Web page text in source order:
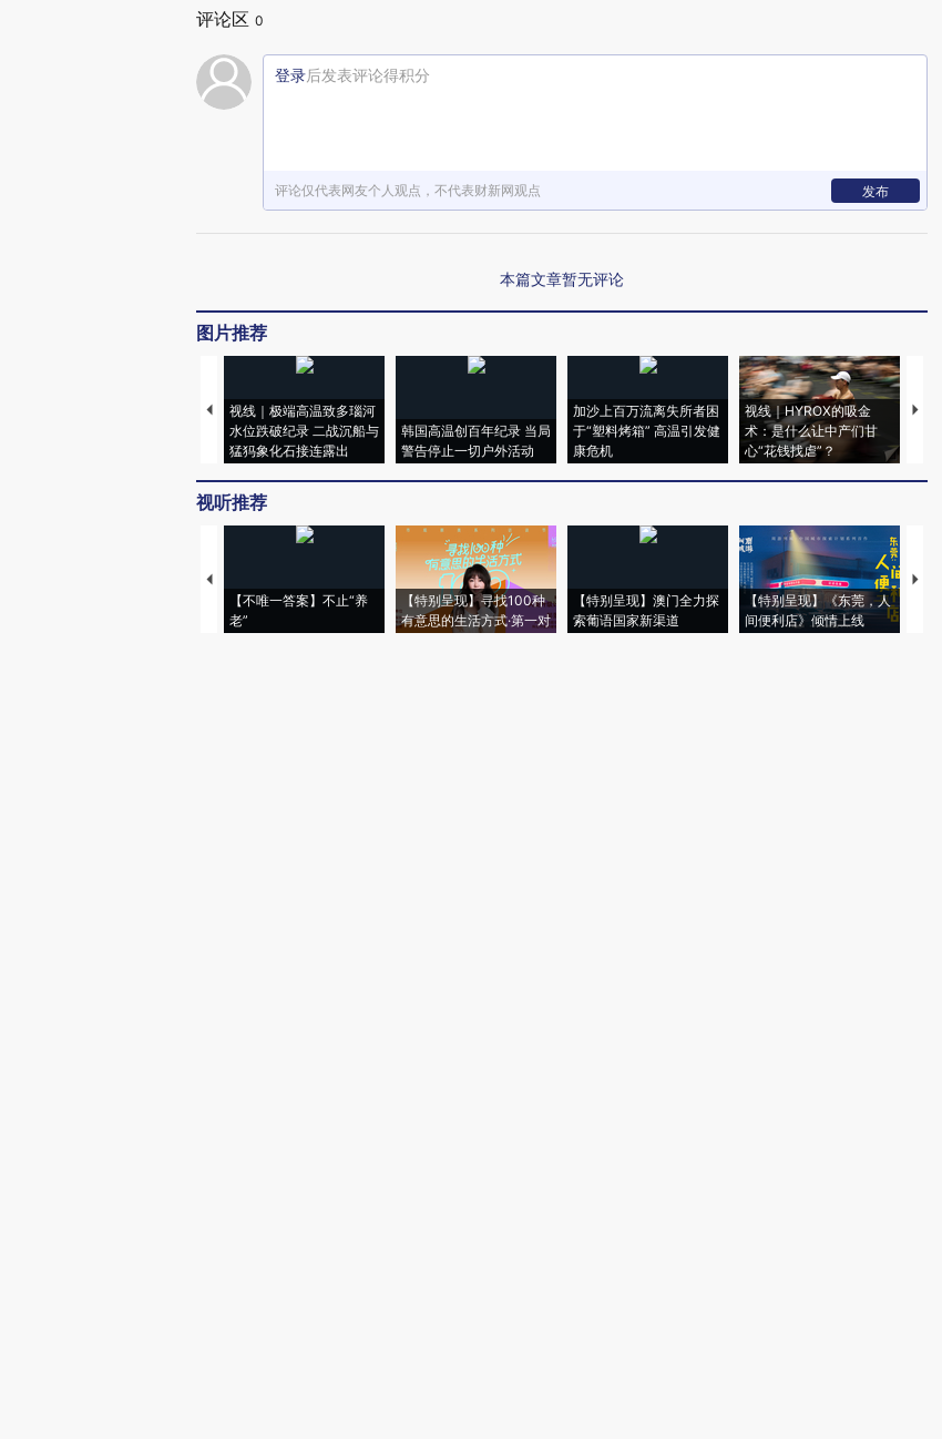
评论区 0
登录后发表评论得积分
评论仅代表网友个人观点，不代表财新网观点 发布
本篇文章暂无评论
图片推荐
视线｜极端高温致多瑙河
水位跌破纪录 二战沉船与
猛犸象化石接连露出
韩国高温创百年纪录 当局
警告停止一切户外活动
加沙上百万流离失所者困
于“塑料烤箱” 高温引发健
康危机
视线｜HYROX的吸金
术：是什么让中产们甘
心“花钱找虐”？
马
粒
视听推荐
【不唯一答案】不止“养
老”
【特别呈现】寻找100种
有意思的生活方式·第一对
【特别呈现】澳门全力探
索葡语国家新渠道
【特别呈现】《东莞，人
间便利店》倾情上线
【
会